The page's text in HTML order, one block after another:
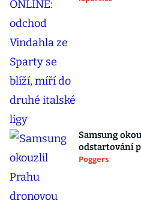
Samsung
odstartování
Poggers